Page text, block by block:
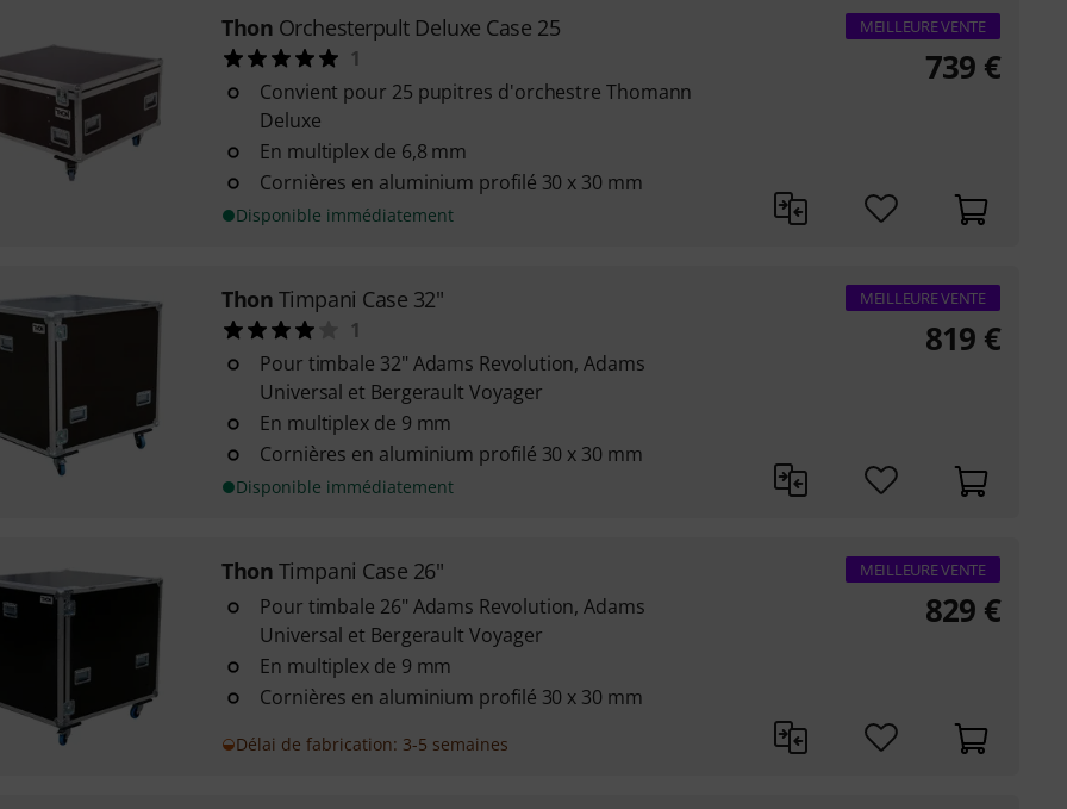
Thon Orchesterpult Deluxe Case 25
1
Convient pour 25 pupitres d'orchestre Thomann
Deluxe
En multiplex de 6,8 mm
Cornières en aluminium profilé 30 x 30 mm
Disponible immédiatement
MEILLEURE VENTE
739 €
Thon Timpani Case 32"
1
Pour timbale 32" Adams Revolution, Adams
Universal et Bergerault Voyager
En multiplex de 9 mm
Cornières en aluminium profilé 30 x 30 mm
Disponible immédiatement
MEILLEURE VENTE
819 €
Thon Timpani Case 26"
Pour timbale 26" Adams Revolution, Adams
Universal et Bergerault Voyager
En multiplex de 9 mm
Cornières en aluminium profilé 30 x 30 mm
Délai de fabrication: 3-5 semaines
MEILLEURE VENTE
829 €